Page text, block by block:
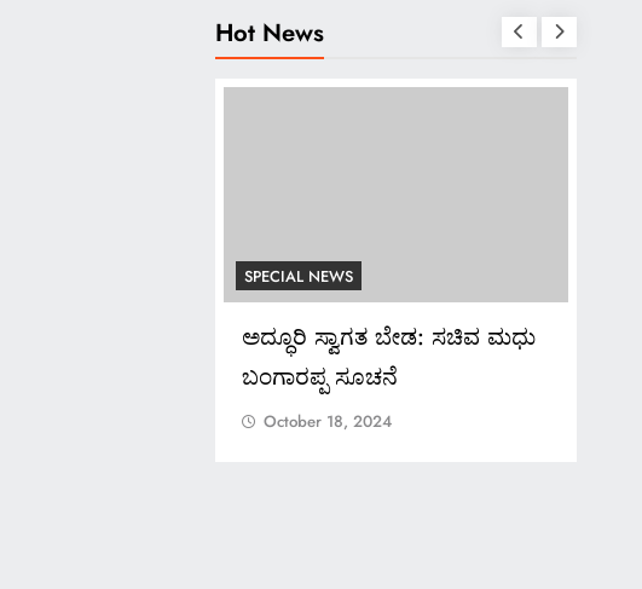
Hot News
SPECIAL NEWS
ಅದ್ಧೂರಿ ಸ್ವಾಗತ ಬೇಡ: ಸಚಿವ ಮಧು
ಬಂಗಾರಪ್ಪ ಸೂಚನೆ
October 18, 2024